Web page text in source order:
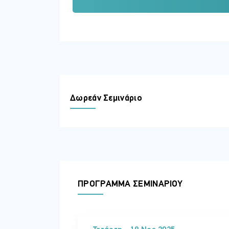
ακαδημαϊκοί, φοιτητές και ξένοι
καταστήσει τη στέγη απρόσιτη για
να απαντήσει στο πως μπορεί να
Η παρουσίαση θα εστιάσει στην
σχεδιασμό, που θα διασφαλίζει
Δωρεάν Σεμινάριο
ΠΡΟΓΡΑΜΜΑ ΣΕΜΙΝΑΡΙΟΥ